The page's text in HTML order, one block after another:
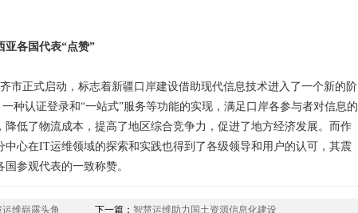
亚各国代表“点赞”
市正式启动，标志着新疆口岸建设借助现代信息技术进入了一个新的阶
种认证登录和“一站式”服务等功能的实现，满足口岸各参与者对信息的
低了物流成本，提高了地区综合竞争力，促进了地方经济发展。而作
中心在IT运维领域的探索和实践也得到了各级领导和用户的认可，其震
参观代表的一致称赞。
维崭露头角 下一篇： 智慧运维助力国土资源信息化建设